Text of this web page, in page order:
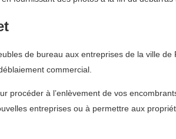
de bureau aux entreprises de la ville
commercial.
procéder à l’enlèvement de vos
entreprises ou à permettre aux